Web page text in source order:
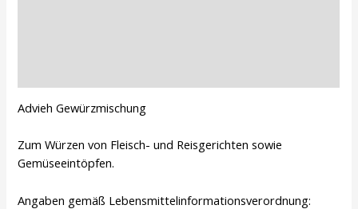
Advieh Gewürzmischung
Zum Würzen von Fleisch- und Reisgerichten sowie
Gemüseeintöpfen.
Angaben gemäß Lebensmittelinformationsverordnung: